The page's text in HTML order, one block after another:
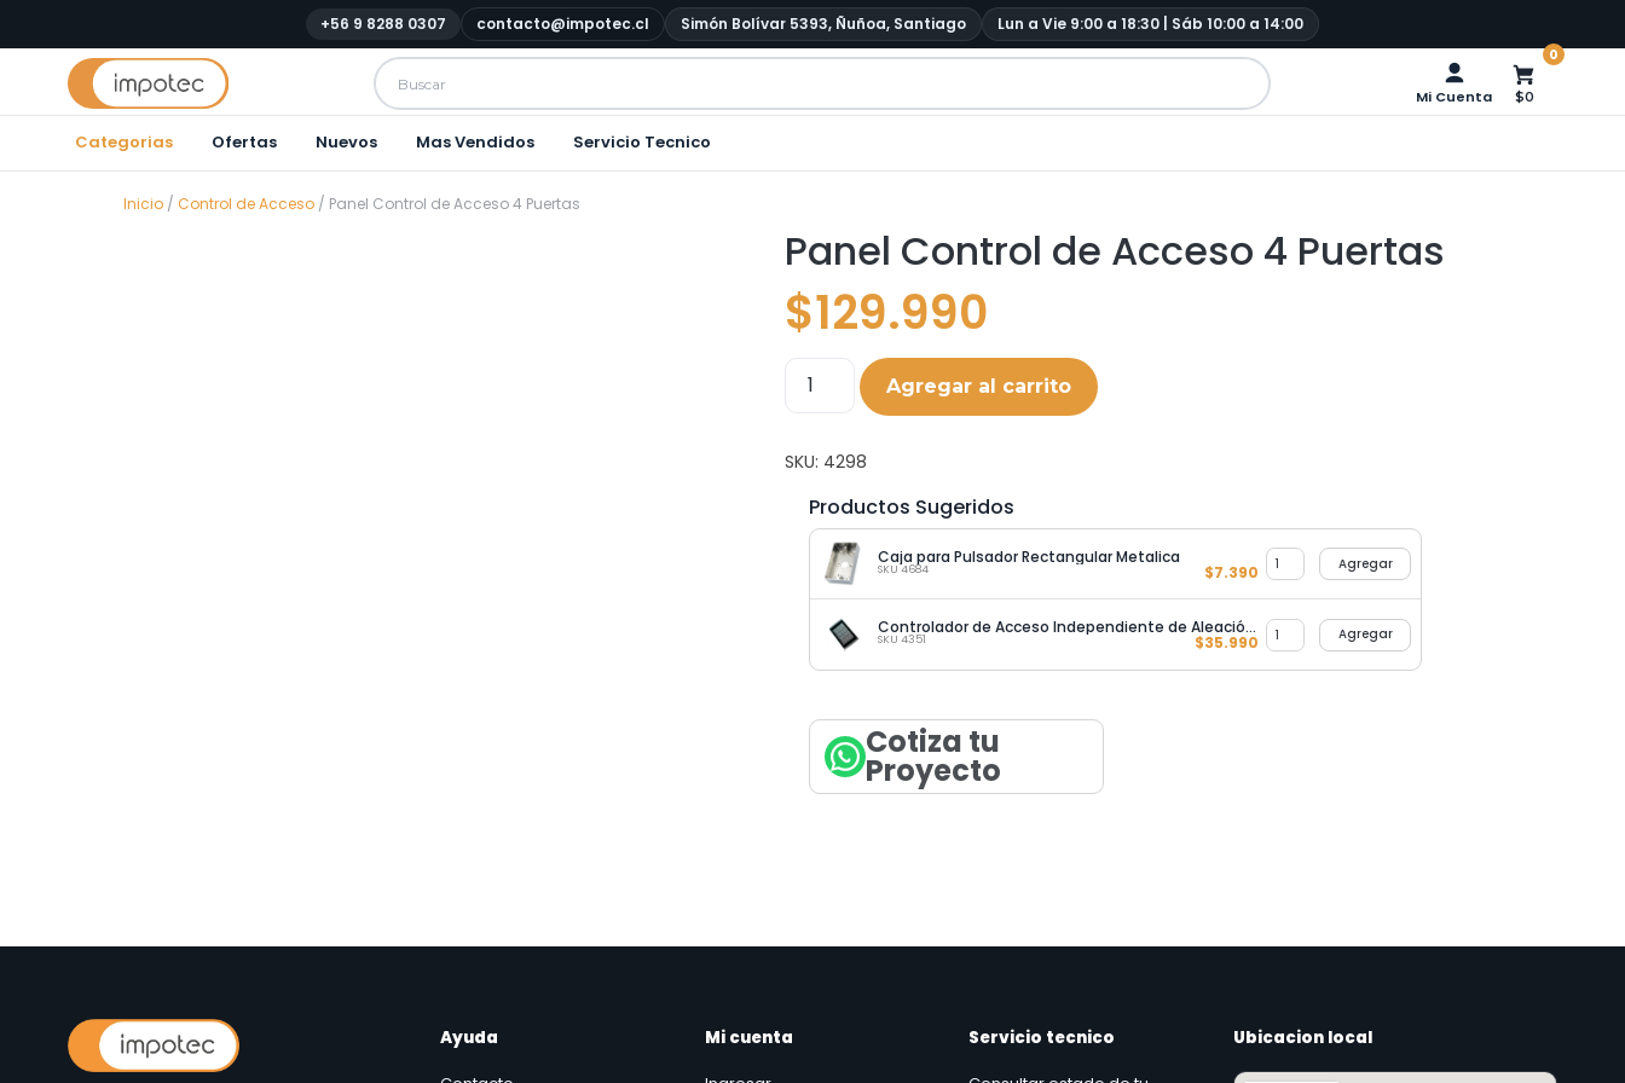
+56 9 8288 0307 contacto@impotec.cl Simón Bolívar 5393, Ñuñoa, Santiago Lun a Vie 9:00 a 18:30 | Sáb 10:00 a 14:00
Mi Cuenta
0
$0
Categorias Ofertas Nuevos Mas Vendidos Servicio Tecnico
Inicio / Control de Acceso / Panel Control de Acceso 4 Puertas
Panel Control de Acceso 4 Puertas
$129.990
Agregar al carrito
SKU: 4298
Productos Sugeridos
Caja para Pulsador Rectangular Metalica
SKU 4684 $7.390 Agregar
Controlador de Acceso Independiente de Aleación de Zinc
SKU 4351 $35.990 Agregar
Cotiza tu
Proyecto
Ayuda
Mi cuenta
Servicio tecnico
Ubicacion local